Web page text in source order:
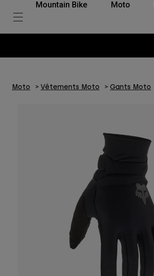
Mountain Bike Moto
Moto Vêtements Moto Gants Moto